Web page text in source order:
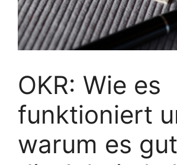
OKR: Wie es
funktioniert
warum es